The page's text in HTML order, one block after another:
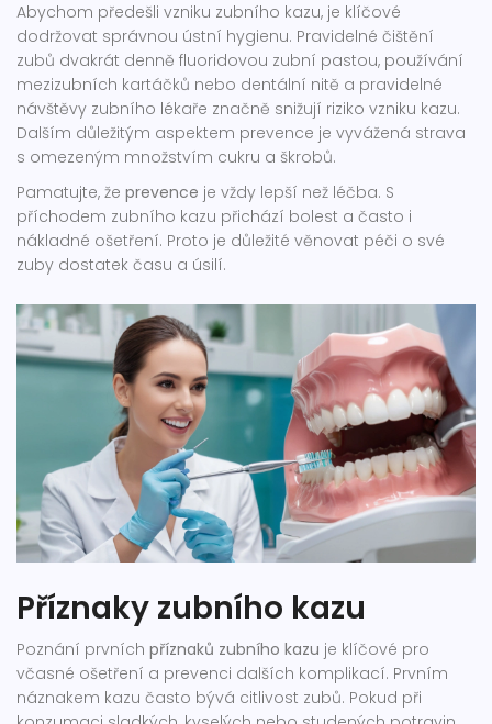
Abychom předešli vzniku zubního kazu, je klíčové
dodržovat správnou ústní hygienu. Pravidelné čištění
zubů dvakrát denně fluoridovou zubní pastou, používání
mezizubních kartáčků nebo dentální nitě a pravidelné
návštěvy zubního lékaře značně snižují riziko vzniku kazu.
Dalším důležitým aspektem prevence je vyvážená strava
s omezeným množstvím cukru a škrobů.
Pamatujte, že prevence je vždy lepší než léčba. S
příchodem zubního kazu přichází bolest a často i
nákladné ošetření. Proto je důležité věnovat péči o své
zuby dostatek času a úsilí.
Příznaky zubního kazu
Poznání prvních příznaků zubního kazu je klíčové pro
včasné ošetření a prevenci dalších komplikací. Prvním
náznakem kazu často bývá citlivost zubů. Pokud při